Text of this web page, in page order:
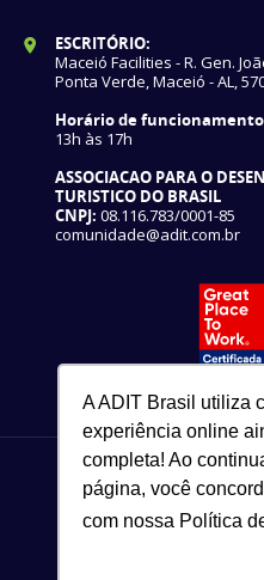
A ADIT Brasil utiliza
experiência online
completa! Ao
página, você
com nossa Política
ESCRITÓRIO:
Maceió Facilities - R. Gen.
Ponta Verde, Maceió - AL,
Horário de
13h às 17h
ASSOCIACAO PARA O
TURISTICO DO BRASIL
CNPJ: 08.116.783/0001-85
comunidade@adit.com.br